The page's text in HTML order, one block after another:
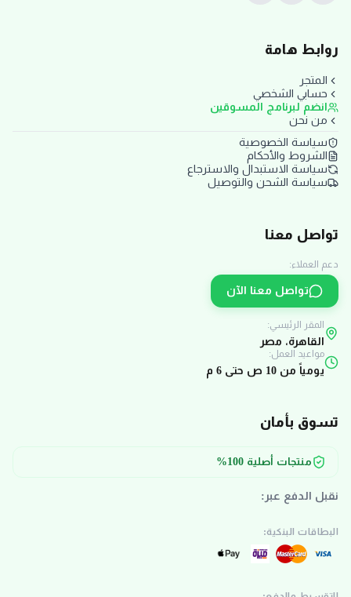
روابط هامة
المتجر
حسابي الشخصي
انضم لبرنامج المسوقين
من نحن
سياسة الخصوصية
الشروط والأحكام
سياسة الاستبدال والاسترجاع
سياسة الشحن والتوصيل
تواصل معنا
دعم العملاء:
تواصل معنا الآن
المقر الرئيسي:
القاهرة، مصر
مواعيد العمل:
يومياً من 10 ص حتى 6 م
تسوق بأمان
منتجات أصلية 100%
نقبل الدفع عبر:
البطاقات البنكية: